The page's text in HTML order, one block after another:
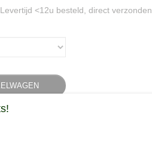
<12u besteld, direct verzonden